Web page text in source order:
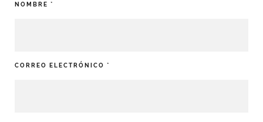
NOMBRE *
CORREO ELECTRÓNICO *